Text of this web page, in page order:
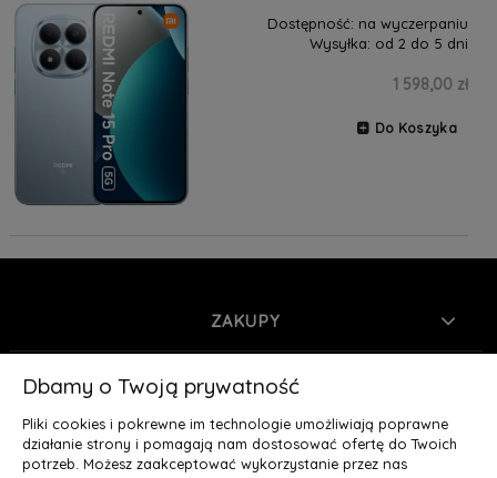
Dostępność: na wyczerpaniu
Wysyłka: od 2 do 5 dni
1 598,00 zł
Do Koszyka
ZAKUPY
INFORMACJE
MOJE KONTO
Dbamy o Twoją prywatność
Pliki cookies i pokrewne im technologie umożliwiają poprawne
działanie strony i pomagają nam dostosować ofertę do Twoich
potrzeb. Możesz zaakceptować wykorzystanie przez nas